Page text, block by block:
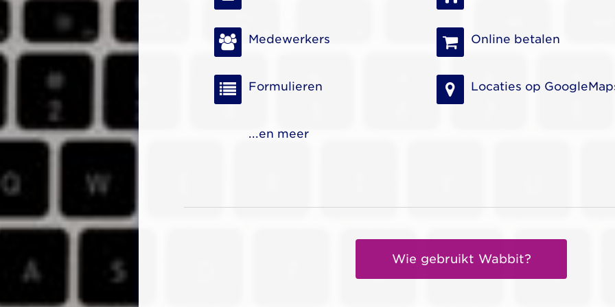
Medewerkers
Formulieren
...en meer
Online betalen
Locaties op
Wie gebruikt Wabbit?